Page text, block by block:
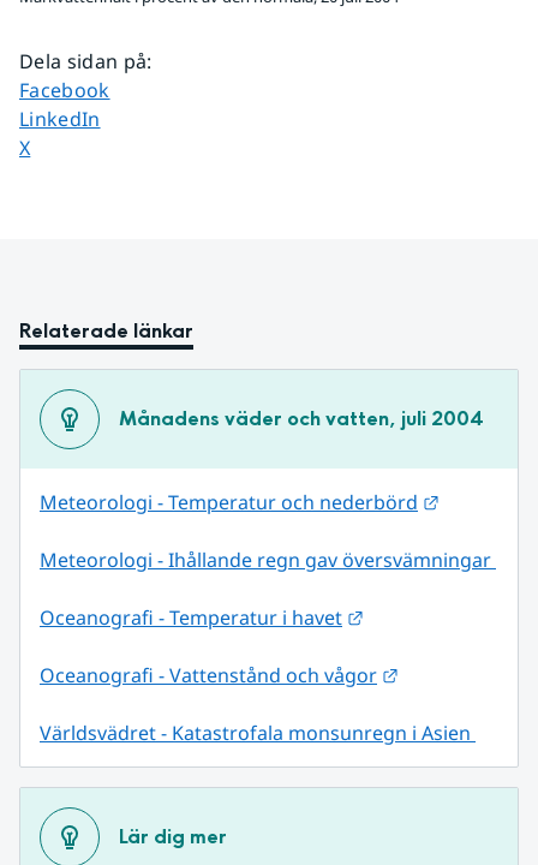
Dela sidan på:
Dela sidan på
Facebook
Dela sidan på
LinkedIn
Dela sidan på
X
Relaterade länkar
Månadens väder och vatten, juli 2004
Meteorologi - Temperatur och nederbörd
Meteorologi - Ihållande regn gav översvämningar
Oceanografi - Temperatur i havet
Oceanografi - Vattenstånd och vågor
Världsvädret - Katastrofala monsunregn i Asien
Lär dig mer